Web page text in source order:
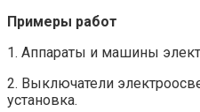
Примеры работ
1. Аппараты и машины
2. Выключатели
установка.